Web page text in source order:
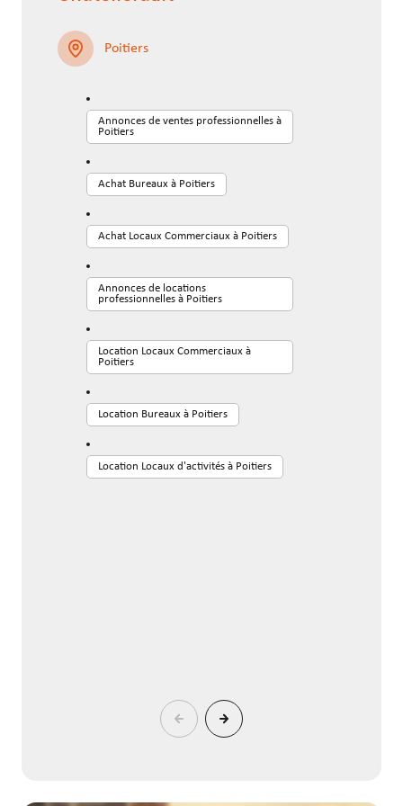
Poitiers
Annonces de ventes professionnelles à
Poitiers
Achat Bureaux à Poitiers
Achat Locaux Commerciaux à Poitiers
Annonces de locations
professionnelles à Poitiers
Location Locaux Commerciaux à
Poitiers
Location Bureaux à Poitiers
Location Locaux d'activités à Poitiers